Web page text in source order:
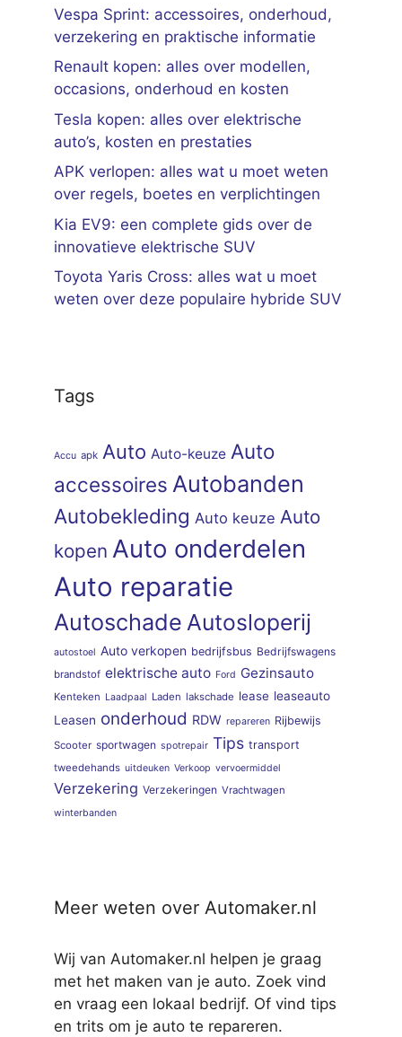
Vespa Sprint: accessoires, onderhoud,
verzekering en praktische informatie
Renault kopen: alles over modellen,
occasions, onderhoud en kosten
Tesla kopen: alles over elektrische
auto’s, kosten en prestaties
APK verlopen: alles wat u moet weten
over regels, boetes en verplichtingen
Kia EV9: een complete gids over de
innovatieve elektrische SUV
Toyota Yaris Cross: alles wat u moet
weten over deze populaire hybride SUV
Tags
Accu apk Auto Auto-keuze Auto
accessoires Autobanden
Autobekleding Auto keuze Auto
kopen Auto onderdelen
Auto reparatie
Autoschade Autosloperij
autostoel Auto verkopen bedrijfsbus Bedrijfswagens
brandstof elektrische auto Ford Gezinsauto
Kenteken Laadpaal Laden lakschade lease leaseauto
Leasen onderhoud RDW repareren Rijbewijs
Scooter sportwagen spotrepair Tips transport
tweedehands uitdeuken Verkoop vervoermiddel
Verzekering Verzekeringen Vrachtwagen
winterbanden
Meer weten over Automaker.nl
Wij van Automaker.nl helpen je graag
met het maken van je auto. Zoek vind
en vraag een lokaal bedrijf. Of vind tips
en trits om je auto te repareren.